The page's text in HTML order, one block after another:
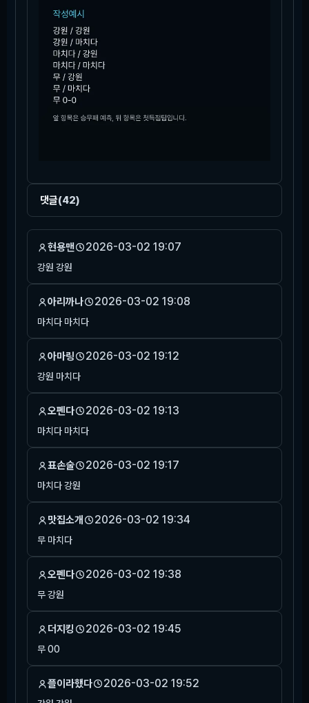
댓글(42)
현용맨 2026-03-02 19:07
강원 강원
아리까나 2026-03-02 19:08
마치다 마치다
아마링 2026-03-02 19:12
강원 마치다
오펜다 2026-03-02 19:13
마치다 마치다
표손술 2026-03-02 19:17
마치다 강원
맛집소개 2026-03-02 19:34
무 마치다
오펜다 2026-03-02 19:38
무 강원
더지킹 2026-03-02 19:45
무 00
플이라했다 2026-03-02 19:52